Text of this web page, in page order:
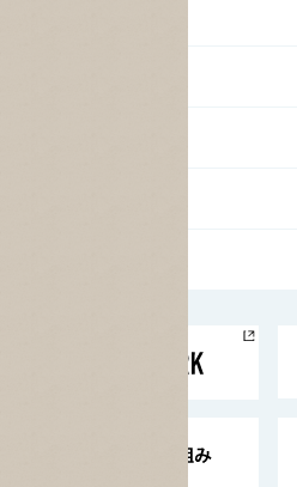
サントリーサンバーズ大阪
サントリーが考えるサステ